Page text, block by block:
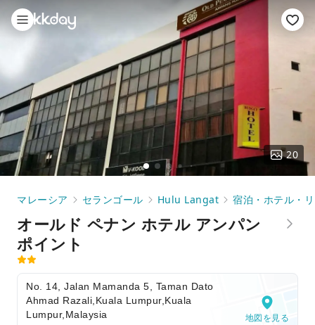
20
マレーシア セランゴール Hulu Langat 宿泊・ホテル・
オールド ペナン ホテル アンパン
ポイント
No. 14, Jalan Mamanda 5, Taman Dato
Ahmad Razali,Kuala Lumpur,Kuala
Lumpur,Malaysia
地図を見る